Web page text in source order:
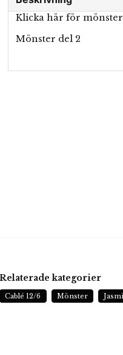
Klicka här för mönster
Mönster del 2
Relaterade kategorier
Cablé 12/6 Mönster